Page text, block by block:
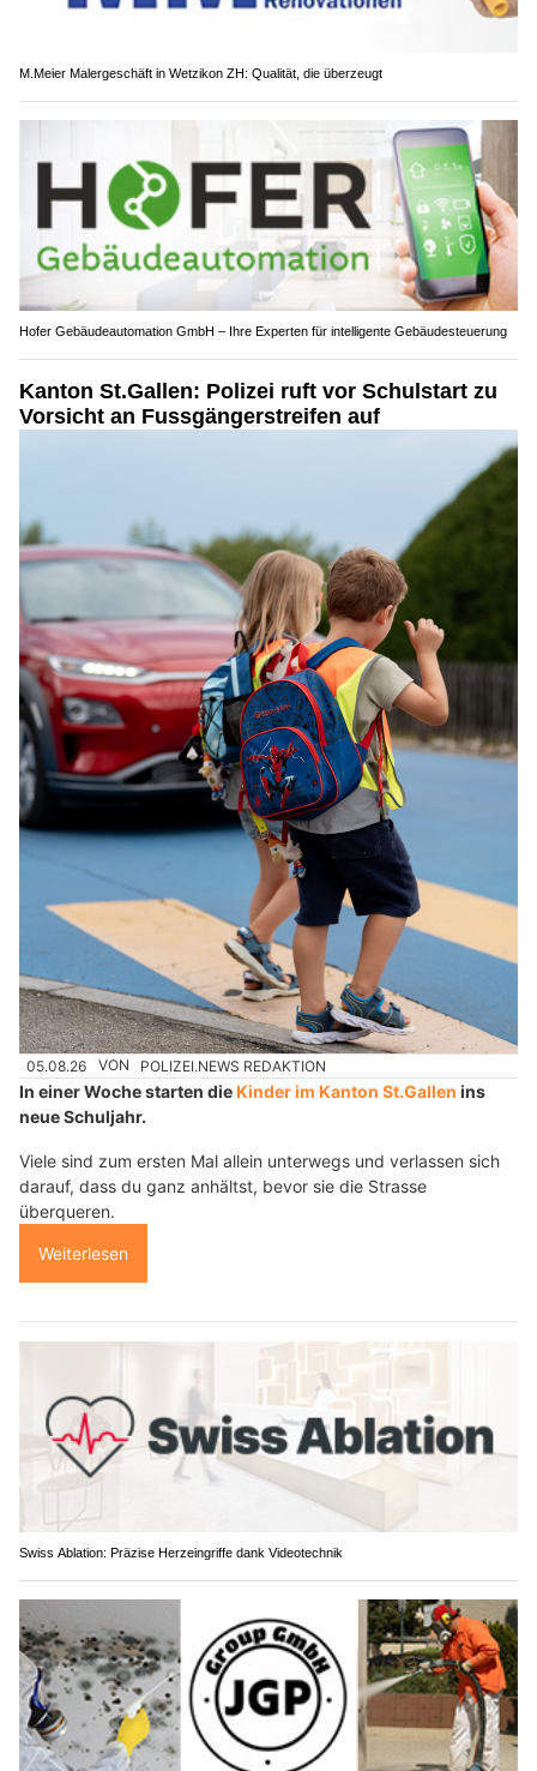
M.Meier Malergeschäft in Wetzikon ZH: Qualität, die überzeugt
Hofer Gebäudeautomation GmbH – Ihre Experten für intelligente Gebäudesteuerung
Kanton St.Gallen: Polizei ruft vor Schulstart zu
Vorsicht an Fussgängerstreifen auf
05.08.26 VON POLIZEI.NEWS REDAKTION
In einer Woche starten dieKinder im Kanton St.Gallen ins
neue Schuljahr.
Viele sind zum ersten Mal allein unterwegs und verlassen sich
darauf, dass du ganz anhältst, bevor sie die Strasse
überqueren.
Weiterlesen
Swiss Ablation: Präzise Herzeingriffe dank Videotechnik